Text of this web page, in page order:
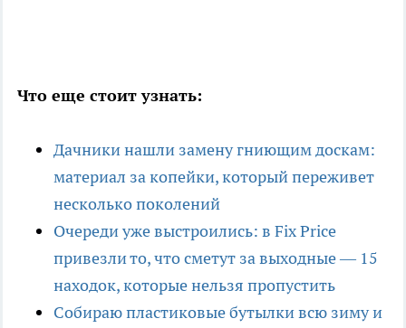
Что еще стоит узнать:
Дачники нашли замену гниющим доскам:
материал за копейки, который переживет
несколько поколений
Очереди уже выстроились: в Fix Price
привезли то, что сметут за выходные — 15
находок, которые нельзя пропустить
Собираю пластиковые бутылки всю зиму и